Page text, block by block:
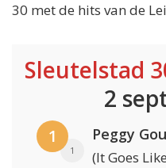
30 met de hits van de
Sleutelstad
2
1
1
Peggy Gou
(It Goes